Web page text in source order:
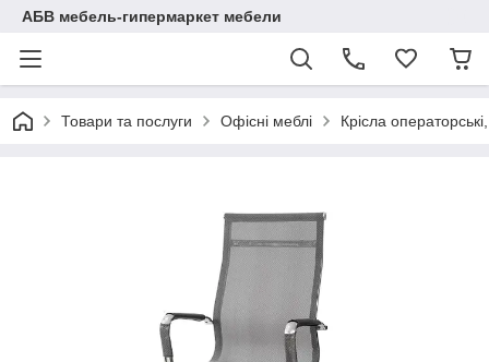
АБВ мебель-гипермаркет мебели
Товари та послуги Офісні меблі Крісла